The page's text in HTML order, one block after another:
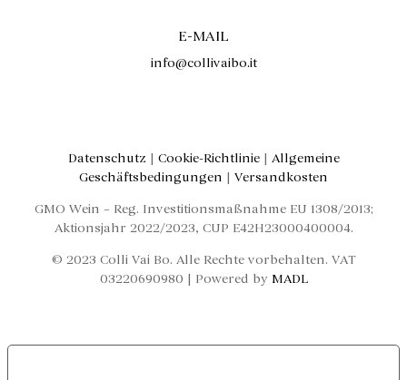
E-MAIL
info@collivaibo.it
Datenschutz | Cookie-Richtlinie| Allgemeine
Geschäftsbedingungen | Versandkosten
GMO Wein – Reg. Investitionsmaßnahme EU 1308/2013;
Aktionsjahr 2022/2023, CUP E42H23000400004.
© 2023 Colli Vai Bo. Alle Rechte vorbehalten. VAT
03220690980 | Powered by MADL